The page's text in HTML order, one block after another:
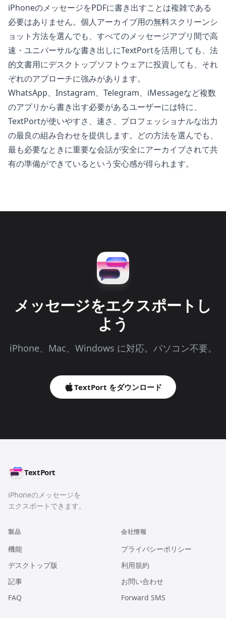
iPhoneのメッセージをPDFに書き出すことは複雑である
必要はありません。個人アーカイブ用の無料スクリーンシ
ョット方法を選んでも、すべてのメッセージアプリ間で高
速・ユニバーサルな書き出しにTextPortを活用しても、法
的文書用にデスクトップソフトウェアに投資しても、それ
ぞれのアプローチに強みがあります。
WhatsApp、Instagram、Telegram、iMessageなど複数
のアプリから書き出す必要があるユーザーには特に、
TextPortが使いやすさ、速さ、プロフェッショナルな出力
の最良の組み合わせを提供します。どの方法を選んでも、
最も必要なときに重要な会話が安全にアーカイブされて共
有の準備ができているという安心感が得られます。
メッセージをエクスポートし
よう
iPhone、Mac、Windows に対応。パソコン不要。
TextPort をダウンロード
TextPort
iPhoneのメッセージを
エクスポートできます。
製品
機能
デスクトップ版
記事
FAQ
会社情報
プライバシーポリシー
利用規約
お問い合わせ
Forward SMS